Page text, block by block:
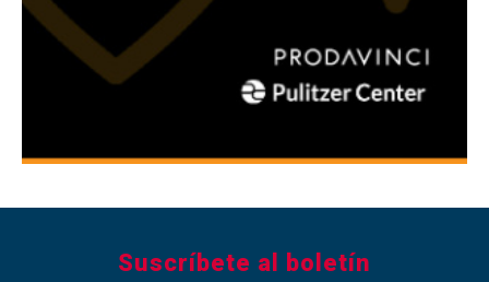
Suscríbete al boletín